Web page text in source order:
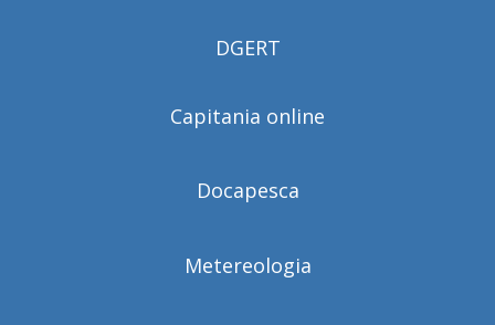
DGERT
Capitania online
Docapesca
Metereologia